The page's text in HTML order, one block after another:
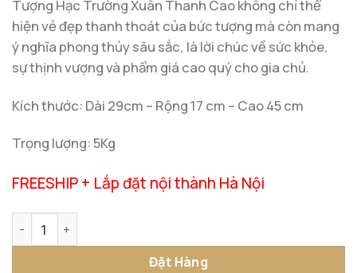
Tượng Hạc Trường Xuân Thanh Cao không chỉ thể
hiện vẻ đẹp thanh thoát của bức tượng mà còn mang
ý nghĩa phong thủy sâu sắc, là lời chúc về sức khỏe,
sự thịnh vượng và phẩm giá cao quý cho gia chủ.
Kích thước: Dài 29cm – Rộng 17 cm – Cao 45 cm
Trọng lượng: 5Kg
FREESHIP + Lắp đặt nội thành Hà Nội
Đặt Hàng